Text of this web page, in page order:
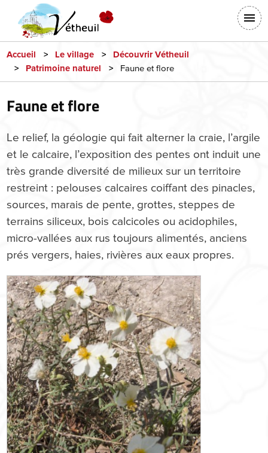
principal
tête
Connexion
Accueil Le village
Découvrir Vétheuil
Patrimoine naturel
Faune et flore
Faune et flore
Le relief, la géologie qui fait alterner la craie, l’argile
et le calcaire, l’exposition des pentes ont induit une
très grande diversité de milieux sur un territoire
restreint : pelouses calcaires coiffant des pinacles,
sources, marais de pente, grottes, steppes de
terrains siliceux, bois calcicoles ou acidophiles,
micro-vallées aux rus toujours alimentés, anciens
prés vergers, haies, rivières aux eaux propres.